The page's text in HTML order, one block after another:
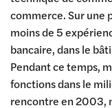
commerce. Sur une
moins de 5
bancaire, dans le
Pendant ce temps,
fonctions dans le
rencontre en 2003,